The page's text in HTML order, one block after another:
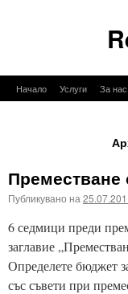
КъмНачало Услуги За нас
Публикувано на
6 седмици преди
заглавие
Определете бюджет
със съвети при